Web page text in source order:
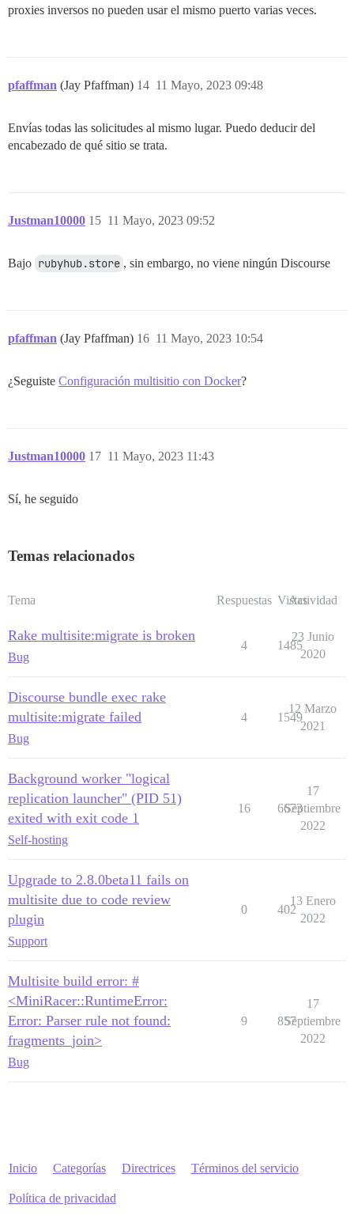
  after_bundle_exec:
proxies inversos no pueden usar el mismo puerto varias veces.
pfaffman (Jay Pfaffman) 11 Mayo, 2023 09:48
14
Envías todas las solicitudes al mismo lugar. Puedo deducir del
encabezado de qué sitio se trata.
Justman10000 11 Mayo, 2023 09:52
15
Bajo rubyhub.store , sin embargo, no viene ningún Discourse
pfaffman (Jay Pfaffman) 11 Mayo, 2023 10:54
16
¿Seguiste Configuración multisitio con Docker?
Justman10000 11 Mayo, 2023 11:43
17
Sí, he seguido
Temas relacionados
Tema Respuestas Vistas
Actividad
Rake multisite:migrate is broken
Bug
4 1485
23 Junio
2020
Discourse bundle exec rake
multisite:migrate failed
Bug
4 1549
12 Marzo
2021
Background worker "logical
replication launcher" (PID 51)
exited with exit code 1
Self-hosting
16 6673
17
Septiembre
2022
Upgrade to 2.8.0beta11 fails on
multisite due to code review
plugin
Support
0 402
13 Enero
2022
Multisite build error: #
<MiniRacer::RuntimeError:
Error: Parser rule not found:
fragments_join>
Bug
9 857
17
Septiembre
2022
Inicio Categorías Directrices Términos del servicio
Política de privacidad